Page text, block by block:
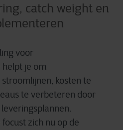
catch weight en
voor
helpt je om
kosten te
te verbeteren door
zich nu op de